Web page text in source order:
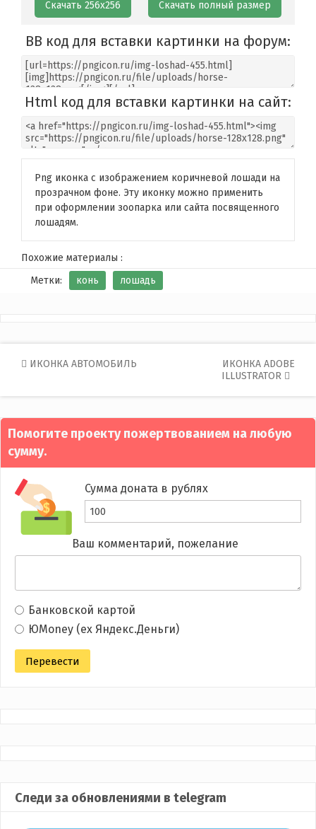
Скачать 256х256 Скачать полный размер
BB код для вставки картинки на форум:
Html код для вставки картинки на сайт:
Png иконка с изображением коричневой лошади на
прозрачном фоне. Эту иконку можно применить
при оформлении зоопарка или сайта посвященного
лошадям.
Похожие материалы :
Метки:
конь лошадь
Post
ИКОНКА АВТОМОБИЛЬ
ИКОНКА ADOBE
ILLUSTRATOR
Помогите проекту пожертвованием на любую
сумму.
Сумма доната в рублях
Ваш комментарий, пожелание
Банковской картой
ЮMoney (ex Яндекс.Деньги)
Следи за обновлениями в telegram